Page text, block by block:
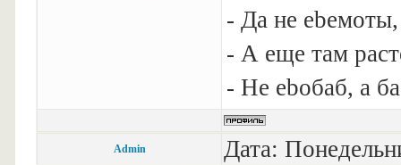
- Да не
- А еще там
- Не еbобаб, а
Admin Дата: